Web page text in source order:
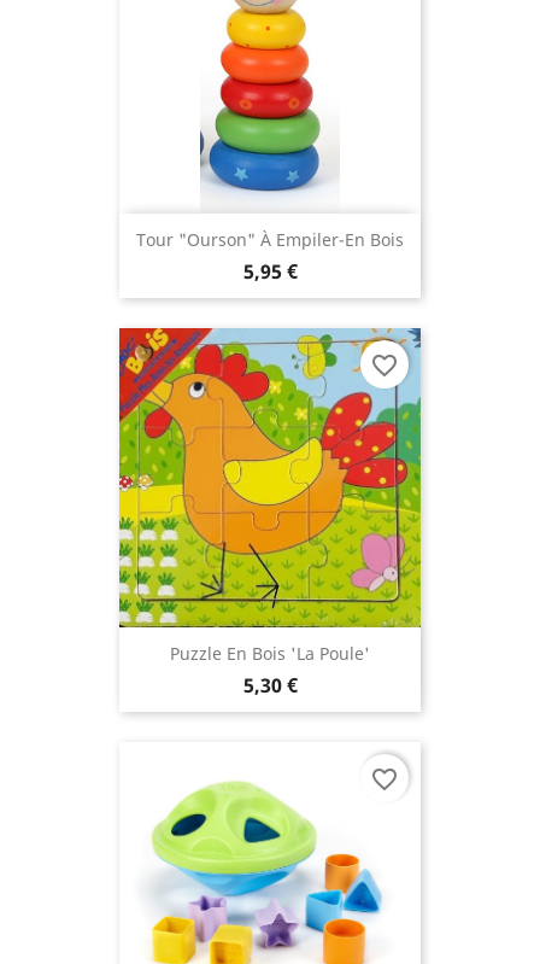
Tour "Ourson" À Empiler-En Bois
5,95 €
Puzzle En Bois 'la Poule'
5,30 €
favorite_border
favorite_border